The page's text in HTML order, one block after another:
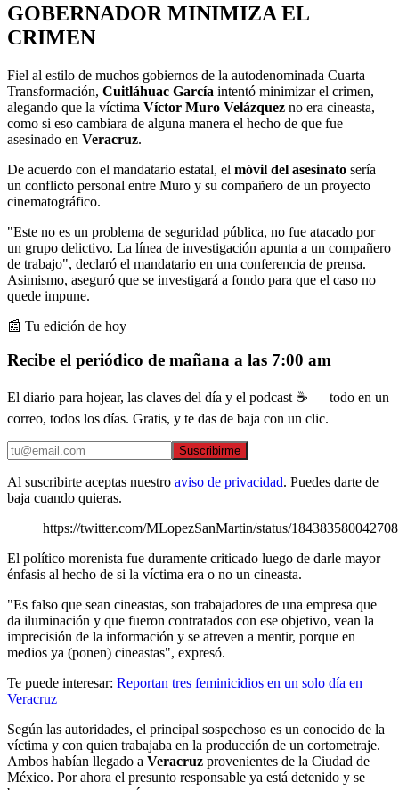
GOBERNADOR MINIMIZA EL
CRIMEN
Fiel al estilo de muchos gobiernos de la autodenominada Cuarta
Transformación, Cuitláhuac García intentó minimizar el crimen,
alegando que la víctima Víctor Muro Velázquez no era cineasta,
como si eso cambiara de alguna manera el hecho de que fue
asesinado en Veracruz.
De acuerdo con el mandatario estatal, el móvil del asesinato sería
un conflicto personal entre Muro y su compañero de un proyecto
cinematográfico.
"Este no es un problema de seguridad pública, no fue atacado por
un grupo delictivo. La línea de investigación apunta a un compañero
de trabajo", declaró el mandatario en una conferencia de prensa.
Asimismo, aseguró que se investigará a fondo para que el caso no
quede impune.
📰 Tu edición de hoy
Recibe el periódico de mañana a las 7:00 am
El diario para hojear, las claves del día y el podcast ☕ — todo en un
correo, todos los días. Gratis, y te das de baja con un clic.
Suscribirme
Al suscribirte aceptas nuestro aviso de privacidad. Puedes darte de
baja cuando quieras.
https://twitter.com/MLopezSanMartin/status/
El político morenista fue duramente criticado luego de darle mayor
énfasis al hecho de si la víctima era o no un cineasta.
"Es falso que sean cineastas, son trabajadores de una empresa que
da iluminación y que fueron contratados con ese objetivo, vean la
imprecisión de la información y se atreven a mentir, porque en
medios ya (ponen) cineastas", expresó.
Te puede interesar: Reportan tres feminicidios en un solo día en
Veracruz
Según las autoridades, el principal sospechoso es un conocido de la
víctima y con quien trabajaba en la producción de un cortometraje.
Ambos habían llegado a Veracruz provenientes de la Ciudad de
México. Por ahora el presunto responsable ya está detenido y se